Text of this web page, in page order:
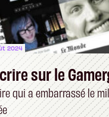
2024
sur le
qui a embarrassé le